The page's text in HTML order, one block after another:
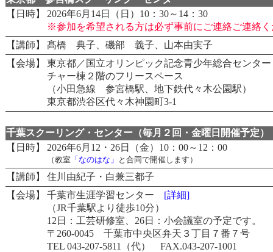
【日時】
2026年6月14日（日）10：30～14：30
※参加を希望される方は必ず事前にご連絡ご連絡
【講師】
髙橋 典子、磯部 義子、山本由実子
【会場】
東京都／国立オリンピック記念青少年総合センター
チャー棟２階のフリースペース
（小田急線 参宮橋駅、地下鉄代々木公園駅）
東京都渋谷区代々木神園町3-1
千葉スクーリング・センター（毎月２回・金曜日開催予定）
【日時】
2026年6月12・26日（金）10：00～12：00
（教室 「なのはな」 と合同で開催します）
【講師】
住川由紀子・白兼三都子
【会場】
千葉市生涯学習センター [詳細]
（JR千葉駅より徒歩10分）
12日：工芸研修室、26日：小会議室の予定です。
〒260-0045 千葉市中央区弁天３丁目７番７号
TEL 043-207-5811（代） FAX.043-207-1001